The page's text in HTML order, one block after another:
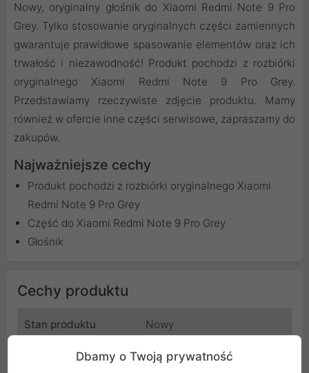
Nowy, oryginalny głośnik do Xiaomi Redmi Note 9 Pro
Grey. Tylko stosowanie oryginalnych części zamiennych
gwarantuje prawidłowe spasowanie elementów oraz ich
trwałość i niezawodność! Produkt pochodzi z rozbiórki
oryginalnego Xiaomi Redmi Note 9 Pro Grey.
Przedstawiamy rzeczywiste zdjęcie produktu. Mamy
również w ofercie inne części serwisowe, zapraszamy do
zakupów.
Najważniejsze cechy
Produkt pochodzi z rozbiórki oryginalnego Xiaomi
Redmi Note 9 Pro Grey
Część do Xiaomi Redmi Note 9 Pro Grey
Głośnik
Cechy produktu
Stan produktu Nowy
Rodzaj produktu Głośnik
Dbamy o Twoją prywatność